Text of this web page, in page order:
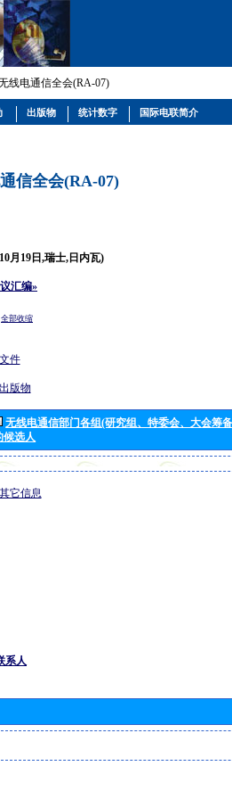
线电通信全会(RA-07)
信全会(RA-07)
月19日,瑞士,日内瓦)
汇编»
全部收缩
文件
出版物
无线电通信部门各组(研究组、特委会、大会筹
候选人
其它信息
系人
出版物 统计数字 国际电联简介